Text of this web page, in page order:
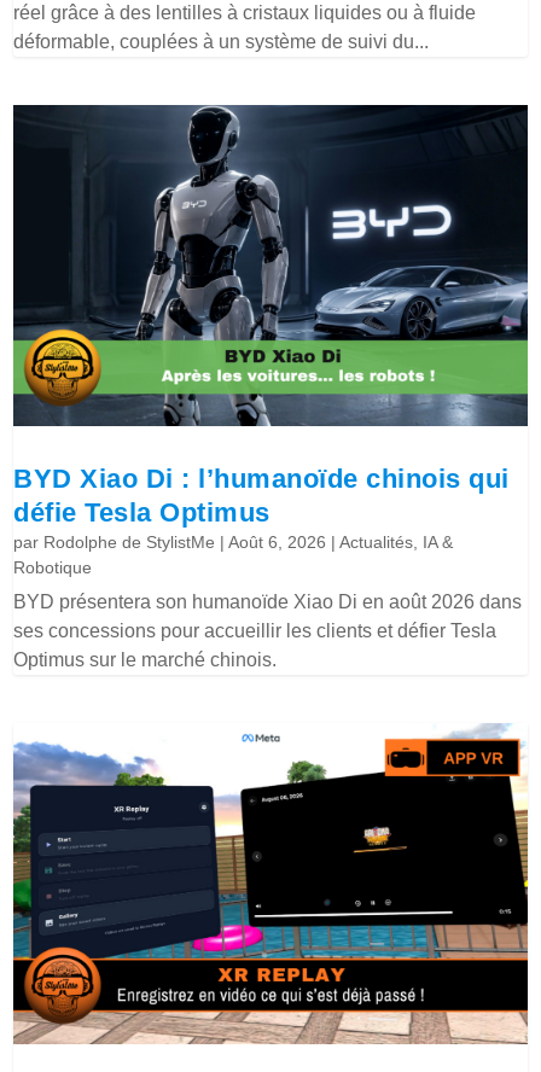
réel grâce à des lentilles à cristaux liquides ou à fluide
déformable, couplées à un système de suivi du...
BYD Xiao Di : l’humanoïde chinois qui
défie Tesla Optimus
par Rodolphe de StylistMe |Août 6, 2026 |Actualités IA &
Robotique
BYD présentera son humanoïde Xiao Di en août 2026 dans
ses concessions pour accueillir les clients et défier Tesla
Optimus sur le marché chinois.